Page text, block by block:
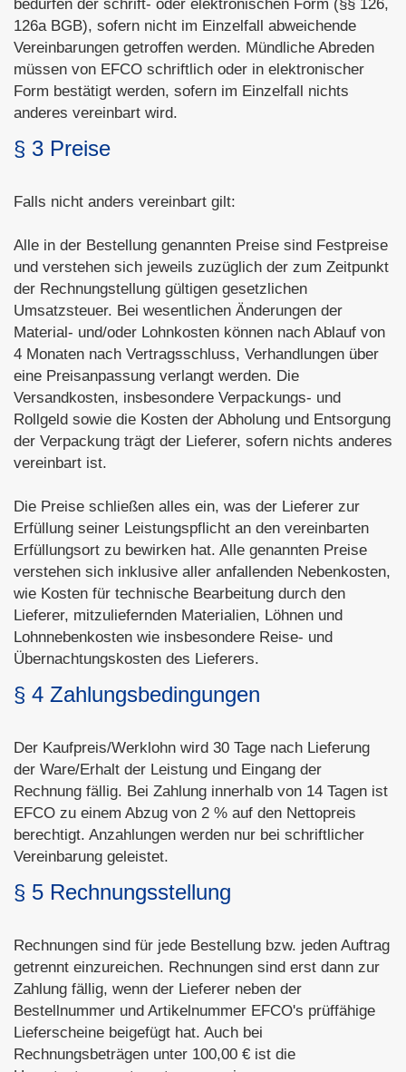
bedürfen der schrift- oder elektronischen Form (§§ 126,
126a BGB), sofern nicht im Einzelfall abweichende
Vereinbarungen getroffen werden. Mündliche Abreden
müssen von EFCO schriftlich oder in elektronischer
Form bestätigt werden, sofern im Einzelfall nichts
anderes vereinbart wird.
§ 3 Preise
Falls nicht anders vereinbart gilt:
Alle in der Bestellung genannten Preise sind Festpreise
und verstehen sich jeweils zuzüglich der zum Zeitpunkt
der Rechnungstellung gültigen gesetzlichen
Umsatzsteuer. Bei wesentlichen Änderungen der
Material- und/oder Lohnkosten können nach Ablauf von
4 Monaten nach Vertragsschluss, Verhandlungen über
eine Preisanpassung verlangt werden. Die
Versandkosten, insbesondere Verpackungs- und
Rollgeld sowie die Kosten der Abholung und Entsorgung
der Verpackung trägt der Lieferer, sofern nichts anderes
vereinbart ist.
Die Preise schließen alles ein, was der Lieferer zur
Erfüllung seiner Leistungspflicht an den vereinbarten
Erfüllungsort zu bewirken hat. Alle genannten Preise
verstehen sich inklusive aller anfallenden Nebenkosten,
wie Kosten für technische Bearbeitung durch den
Lieferer, mitzuliefernden Materialien, Löhnen und
Lohnnebenkosten wie insbesondere Reise- und
Übernachtungskosten des Lieferers.
§ 4 Zahlungsbedingungen
Der Kaufpreis/Werklohn wird 30 Tage nach Lieferung
der Ware/Erhalt der Leistung und Eingang der
Rechnung fällig. Bei Zahlung innerhalb von 14 Tagen ist
EFCO zu einem Abzug von 2 % auf den Nettopreis
berechtigt. Anzahlungen werden nur bei schriftlicher
Vereinbarung geleistet.
§ 5 Rechnungsstellung
Rechnungen sind für jede Bestellung bzw. jeden Auftrag
getrennt einzureichen. Rechnungen sind erst dann zur
Zahlung fällig, wenn der Lieferer neben der
Bestellnummer und Artikelnummer EFCO's prüffähige
Lieferscheine beigefügt hat. Auch bei
Rechnungsbeträgen unter 100,00 € ist die